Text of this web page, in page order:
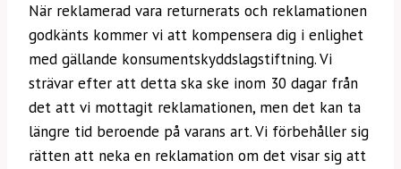
När reklamerad vara returnerats och reklamationen
godkänts kommer vi att kompensera dig i enlighet
med gällande konsumentskyddslagstiftning. Vi
strävar efter att detta ska ske inom 30 dagar från
det att vi mottagit reklamationen, men det kan ta
längre tid beroende på varans art. Vi förbehåller sig
rätten att neka en reklamation om det visar sig att